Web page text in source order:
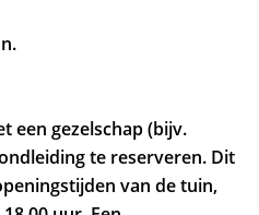
een gezelschap (bijv.
te reserveren. Dit
van de tuin,